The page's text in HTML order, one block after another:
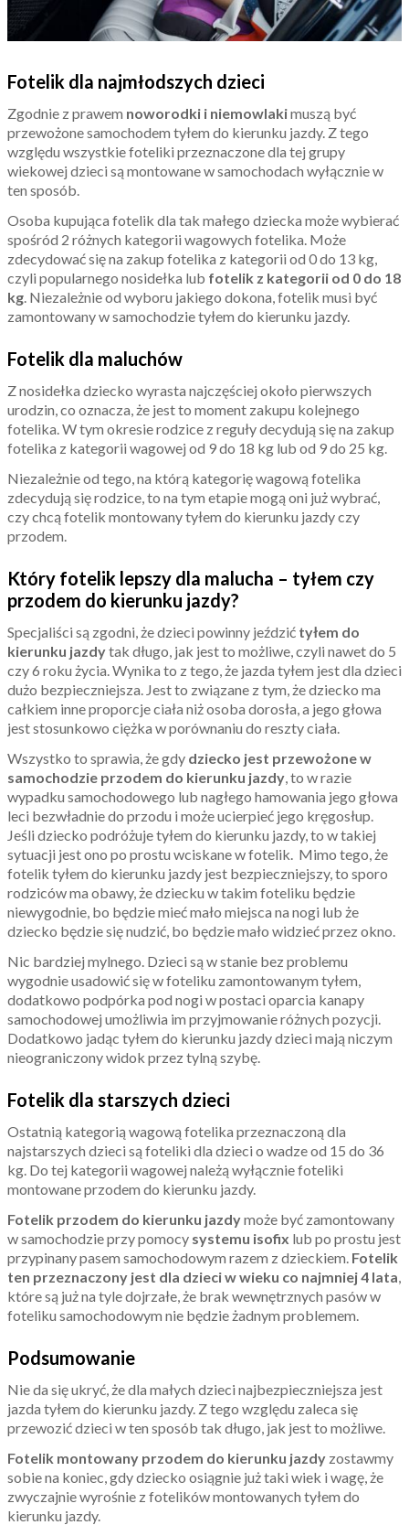
Fotelik dla najmłodszych dzieci
Zgodnie z prawem noworodki i niemowlakimuszą być
przewożone samochodem tyłem do kierunku jazdy. Z tego
względu wszystkie foteliki przeznaczone dla tej grupy
wiekowej dzieci są montowane w samochodach wyłącznie w
ten sposób.
Osoba kupująca fotelik dla tak małego dziecka może wybierać
spośród 2 różnych kategorii wagowych fotelika. Może
zdecydować się na zakup fotelika z kategorii od 0 do 13 kg,
czyli popularnego nosidełka lub fotelik z kategorii od 0 do 18
kg. Niezależnie od wyboru jakiego dokona, fotelik musi być
zamontowany w samochodzie tyłem do kierunku jazdy.
Fotelik dla maluchów
Z nosidełka dziecko wyrasta najczęściej około pierwszych
urodzin, co oznacza, że jest to moment zakupu kolejnego
fotelika. W tym okresie rodzice z reguły decydują się na zakup
fotelika z kategorii wagowej od 9 do 18 kg lub od 9 do 25 kg.
Niezależnie od tego, na którą kategorię wagową fotelika
zdecydują się rodzice, to na tym etapie mogą oni już wybrać,
czy chcą fotelik montowany tyłem do kierunku jazdy czy
przodem.
Który fotelik lepszy dla malucha – tyłem czy
przodem do kierunku jazdy?
Specjaliści są zgodni, że dzieci powinny jeździć tyłem do
kierunku jazdytak długo, jak jest to możliwe, czyli nawet do 5
czy 6 roku życia. Wynika to z tego, że jazda tyłem jest dla dzieci
dużo bezpieczniejsza. Jest to związane z tym, że dziecko ma
całkiem inne proporcje ciała niż osoba dorosła, a jego głowa
jest stosunkowo ciężka w porównaniu do reszty ciała.
Wszystko to sprawia, że gdy dziecko jest przewożone w
samochodzie przodem do kierunku jazdy, to w razie
wypadku samochodowego lub nagłego hamowania jego głowa
leci bezwładnie do przodu i może ucierpieć jego kręgosłup.
Jeśli dziecko podróżuje tyłem do kierunku jazdy, to w takiej
sytuacji jest ono po prostu wciskane w fotelik. Mimo tego, że
fotelik tyłem do kierunku jazdy jest bezpieczniejszy, to sporo
rodziców ma obawy, że dziecku w takim foteliku będzie
niewygodnie, bo będzie mieć mało miejsca na nogi lub że
dziecko będzie się nudzić, bo będzie mało widzieć przez okno.
Nic bardziej mylnego. Dzieci są w stanie bez problemu
wygodnie usadowić się w foteliku zamontowanym tyłem,
dodatkowo podpórka pod nogi w postaci oparcia kanapy
samochodowej umożliwia im przyjmowanie różnych pozycji.
Dodatkowo jadąc tyłem do kierunku jazdy dzieci mają niczym
nieograniczony widok przez tylną szybę.
Fotelik dla starszych dzieci
Ostatnią kategorią wagową fotelika przeznaczoną dla
najstarszych dzieci są foteliki dla dzieci o wadze od 15 do 36
kg. Do tej kategorii wagowej należą wyłącznie foteliki
montowane przodem do kierunku jazdy.
Fotelik przodem do kierunku jazdymoże być zamontowany
w samochodzie przy pomocy systemu isofix lub po prostu jest
przypinany pasem samochodowym razem z dzieckiem. Fotelik
ten przeznaczony jest dla dzieci w wieku co najmniej 4 lata,
które są już na tyle dojrzałe, że brak wewnętrznych pasów w
foteliku samochodowym nie będzie żadnym problemem.
Podsumowanie
Nie da się ukryć, że dla małych dzieci najbezpieczniejsza jest
jazda tyłem do kierunku jazdy. Z tego względu zaleca się
przewozić dzieci w ten sposób tak długo, jak jest to możliwe.
Fotelik montowany przodem do kierunku jazdy zostawmy
sobie na koniec, gdy dziecko osiągnie już taki wiek i wagę, że
zwyczajnie wyrośnie z fotelików montowanych tyłem do
kierunku jazdy.